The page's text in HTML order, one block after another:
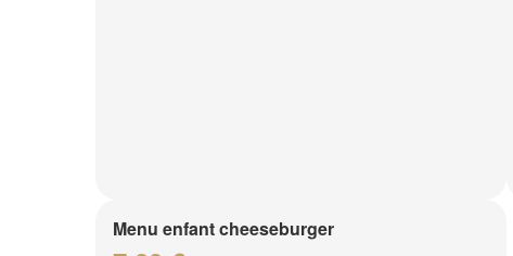
Menu enfant cheeseburger